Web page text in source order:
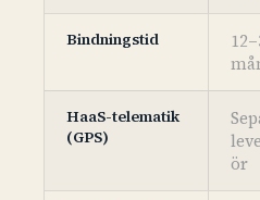
Bindningstid
HaaS-telematik
(GPS)
ör